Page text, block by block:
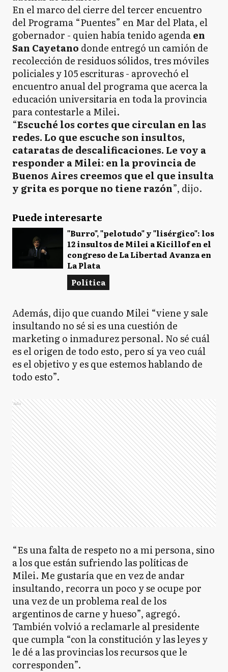
En el marco del cierre del tercer encuentro
del Programa “Puentes” en Mar del Plata, el
gobernador - quien había tenido agendaen
San Cayetano donde entregó un camión de
recolección de residuos sólidos, tres móviles
policiales y 105 escrituras - aprovechó el
encuentro anual del programa que acerca la
educación universitaria en toda la provincia
para contestarle a Milei.
“Escuché los cortes que circulan en las
redes. Lo que escuche son insultos,
cataratas de descalificaciones. Le voy a
responder a Milei: en la provincia de
Buenos Aires creemos que el que insulta
y grita es porque no tiene razón”, dijo.
Puede interesarte
"Burro", "pelotudo" y "lisérgico": los
12 insultos de Milei a Kicillof en el
congreso de La Libertad Avanza en
La Plata
Política
Además, dijo que cuando Milei “viene y sale
insultando no sé si es una cuestión de
marketing o inmadurez personal. No sé cuál
es el origen de todo esto, pero sí ya veo cuál
es el objetivo y es que estemos hablando de
todo esto”.
Ads
“Es una falta de respeto no a mi persona, sino
a los que están sufriendo las políticas de
Milei. Me gustaría que en vez de andar
insultando, recorra un poco y se ocupe por
una vez de un problema real de los
argentinos de carne y hueso”, agregó.
También volvió a reclamarle al presidente
que cumpla “con la constitución y las leyes y
le dé a las provincias los recursos que le
corresponden”.